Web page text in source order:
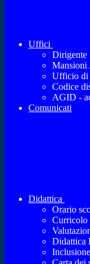
Uffici
Dirigente
Mansioni
Ufficio di
Codice
AGID -
Comunicati
Didattica
Orario
Curricolo
Didattica